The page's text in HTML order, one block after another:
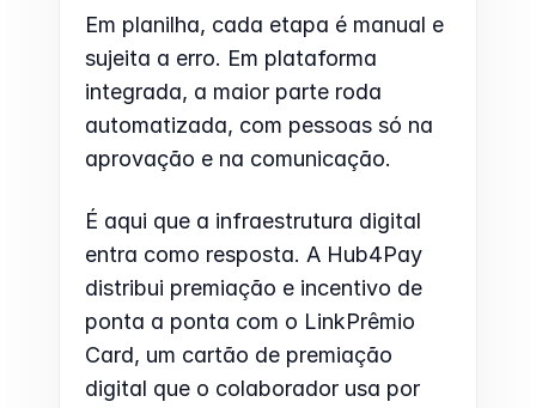
Em planilha, cada etapa é manual e
sujeita a erro. Em plataforma
integrada, a maior parte roda
automatizada, com pessoas só na
aprovação e na comunicação.
É aqui que a infraestrutura digital
entra como resposta. A Hub4Pay
distribui premiação e incentivo de
ponta a ponta com o LinkPrêmio
Card, um cartão de premiação
digital que o colaborador usa por